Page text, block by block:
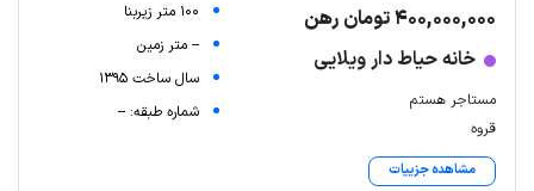
400,000,000 تومان رهن
خانه حیاط دار ویلایی
مستاجر هستم
قروه
مشاهده جزییات
100 متر زیربنا
-- متر زمین
سال ساخت 1395
شماره طبقه: --